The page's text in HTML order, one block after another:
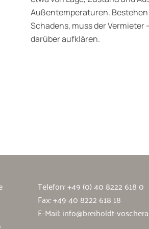
Außentemperaturen.
Schadens, muss der Vermieter
darüber aufklären.
Telefon:+49 (0) 40 8222 618 0
Fax: +49 40 8222 618 18
E-Mail:info@breiholdt-